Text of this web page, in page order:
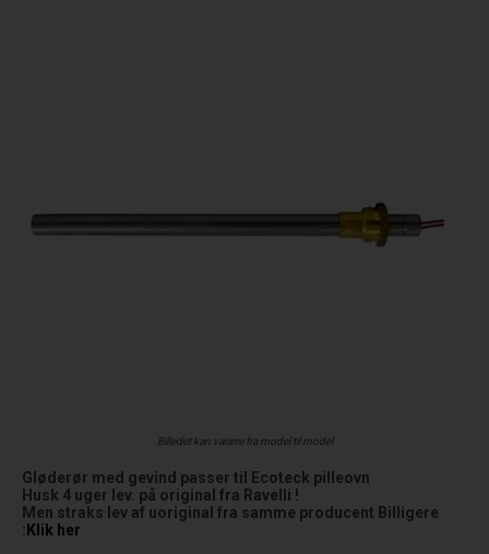
Billedet kan variere fra model til model
Gløderør med gevind passer til Ecoteck pilleovn
Husk 4 uger lev. på original fra Ravelli !
Men straks lev af uoriginal fra samme producent Billigere
:Klik her